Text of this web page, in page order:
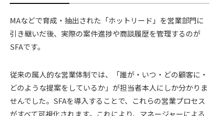
MAなどで育成・抽出された「ホットリード」を営業部門に
引き継いだ後、実際の案件進捗や商談履歴を管理するのが
SFAです。
従来の属人的な営業体制では、「誰が・いつ・どの顧客に・
どのような提案をしているか」が担当者本人にしか分かりま
せんでした。SFAを導入することで、これらの営業プロセス
がすべて可視化されます。これにより、マネージャーによる